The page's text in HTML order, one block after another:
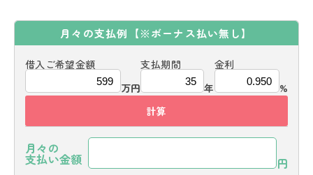
月々の支払例 【※ボーナス払い無し】
借入ご希望金額
万円
支払期間
年
金利
%
計算
月々の
支払い金額 円